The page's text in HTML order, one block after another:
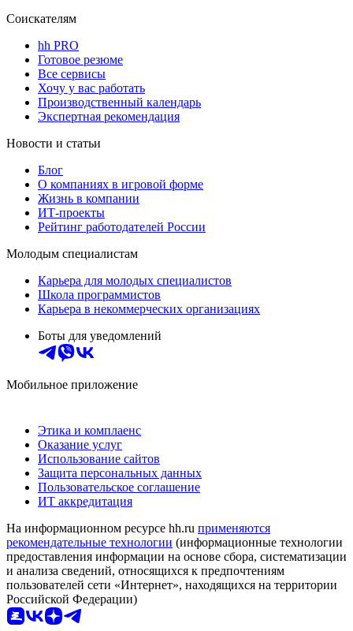
Соискателям
hh PRO
Готовое резюме
Все сервисы
Хочу у вас работать
Производственный календарь
Экспертная рекомендация
Новости и статьи
Блог
О компаниях в игровой форме
Жизнь в компании
ИТ-проекты
Рейтинг работодателей России
Молодым специалистам
Карьера для молодых специалистов
Школа программистов
Карьера в некоммерческих организациях
Боты для уведомлений
Мобильное приложение
Этика и комплаенс
Оказание услуг
Использование сайтов
Защита персональных данных
Пользовательское соглашение
ИТ аккредитация
На информационном ресурсе hh.ru применяются
рекомендательные технологии (информационные технологии
предоставления информации на основе сбора, систематизации
и анализа сведений, относящихся к предпочтениям
пользователей сети «Интернет», находящихся на территории
Российской Федерации)